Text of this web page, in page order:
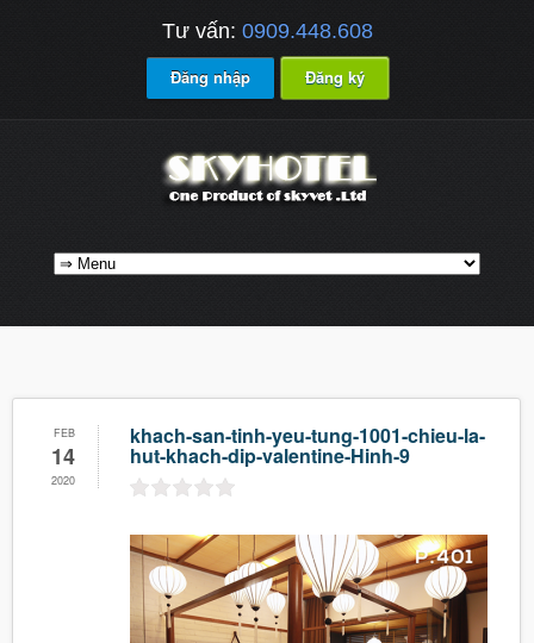
Tư vấn: 0909.448.608
Đăng nhập Đăng ký
FEB
14
2020
khach-san-tinh-yeu-tung-1001-chieu-la-
hut-khach-dip-valentine-Hinh-9